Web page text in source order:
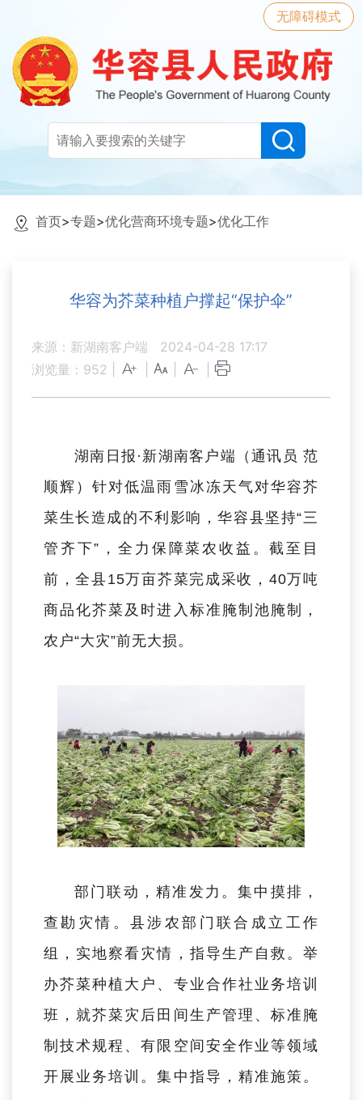
无障碍模式
首页>专题>优化营商环境专题>优化工作
华容为芥菜种植户撑起“保护伞”
来源：新湖南客户端
2024-04-28 17:17
浏览量： 952
湖南日报·新湖南客户端 （通讯员 范
顺辉）针对低温雨雪冰冻天气对华容芥
菜生长造成的不利影响，华容县坚持“三
管齐下”，全力保障菜农收益。截至目
前，全县15万亩芥菜完成采收，40万吨
商品化芥菜及时进入标准腌制池腌制，
农户“大灾”前无大损。
部门联动，精准发力。集中摸排，
查勘灾情。县涉农部门联合成立工作
组，实地察看灾情，指导生产自救。举
办芥菜种植大户、专业合作社业务培训
班，就芥菜灾后田间生产管理、标准腌
制技术规程、有限空间安全作业等领域
开展业务培训。集中指导，精准施策。